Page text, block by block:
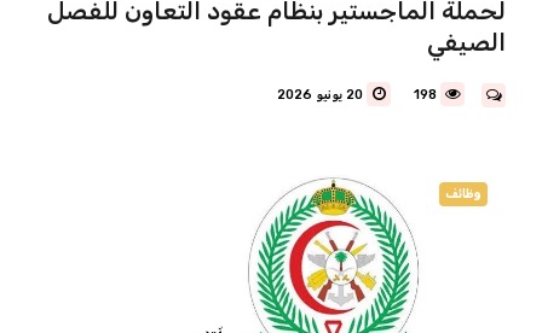
لحملة الماجستير بنظام عقود التعاون للفصل
الصيفي
198 20 يونيو 2026
وظائف